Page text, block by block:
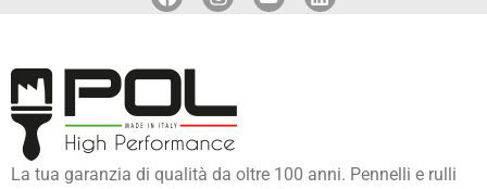
La tua garanzia di qualità da oltre 100 anni. Pennelli e rulli